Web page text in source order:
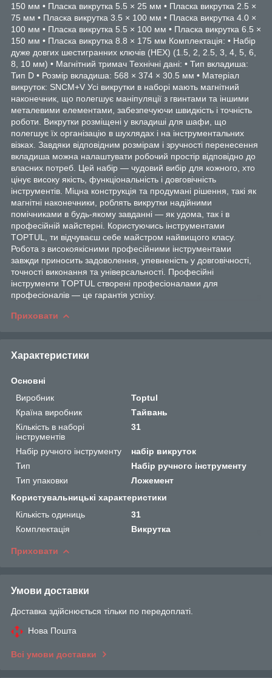
150 мм • Пласка викрутка 5.5 × 25 мм • Пласка викрутка 2.5 ×
75 мм • Пласка викрутка 3.5 × 100 мм • Пласка викрутка 4.0 ×
100 мм • Пласка викрутка 5.5 × 100 мм • Пласка викрутка 6.5 ×
150 мм • Пласка викрутка 8.8 × 175 мм Комплектація: • Набір
дуже довгих шестигранних ключів (HEX) (1.5, 2, 2.5, 3, 4, 5, 6,
8, 10 мм) • Магнітний тримач Технічні дані: • Тип вкладиша:
Тип D • Розмір вкладиша: 568 × 374 × 30.5 мм • Матеріал
викруток: SNCM+V Усі викрутки в наборі мають магнітний
наконечник, що полегшує маніпуляції з гвинтами та іншими
металевими елементами, забезпечуючи швидкість і точність
роботи. Викрутки розміщені у вкладиші для шафи, що
полегшує їх організацію в шухлядах і на інструментальних
візках. Завдяки відповідним розмірам і зручності перенесення
вкладиша можна налаштувати робочий простір відповідно до
власних потреб. Цей набір — чудовий вибір для кожного, хто
цінує високу якість, функціональність і довговічність
інструментів. Міцна конструкція та продумані рішення, такі як
магнітні наконечники, роблять викрутки надійними
помічниками в будь-якому завданні — як удома, так і в
професійній майстерні. Користуючись інструментами
TOPTUL, ти відчуваєш себе майстром найвищого класу.
Робота з високоякісними професійними інструментами
завжди приносить задоволення, упевненість у довговічності,
точності виконання та універсальності. Професійні
інструменти TOPTUL створені професіоналами для
професіоналів — це гарантія успіху.
Приховати
Характеристики
Основні
Виробник
Toptul
Країна виробник
Тайвань
Кількість в наборі
інструментів
31
Набір ручного інструменту
набір викруток
Тип
Набір ручного інструменту
Тип упаковки
Ложемент
Користувальницькі характеристики
Кількість одиниць
31
Комплектація
Викрутка
Приховати
Умови доставки
Доставка здійснюється тільки по передоплаті.
Нова Пошта
Всі умови доставки